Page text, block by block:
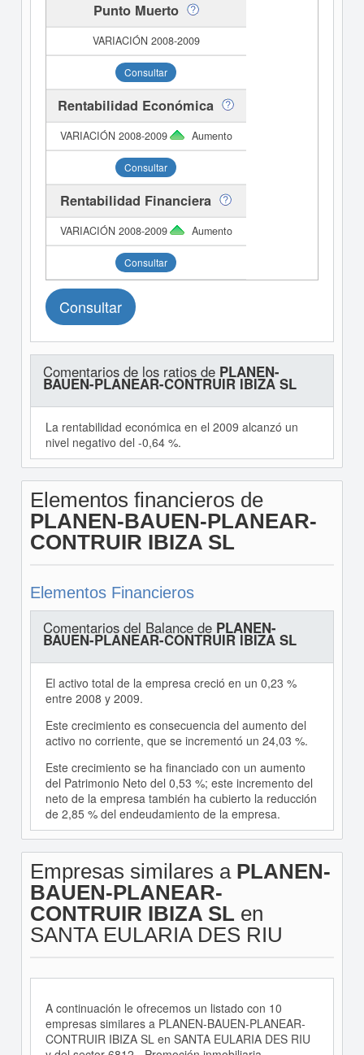
Punto Muerto
Consultar
Rentabilidad Económica
Aumento
Consultar
Rentabilidad Financiera
Aumento
Consultar
Consultar
Comentarios de los ratios de PLANEN-
BAUEN-PLANEAR-CONTRUIR IBIZA SL
La rentabilidad económica en el 2009 alcanzó un
nivel negativo del -0,64 %.
Elementos financieros de
PLANEN-BAUEN-PLANEAR-
CONTRUIR IBIZA SL
Elementos Financieros
Comentarios del Balance de PLANEN-
BAUEN-PLANEAR-CONTRUIR IBIZA SL
El activo total de la empresa creció en un 0,23 %
entre 2008 y 2009.
Este crecimiento es consecuencia del aumento del
activo no corriente, que se incrementó un 24,03 %.
Este crecimiento se ha financiado con un aumento
del Patrimonio Neto del 0,53 %; este incremento del
neto de la empresa también ha cubierto la reducción
de 2,85 % del endeudamiento de la empresa.
Empresas similares a PLANEN-
BAUEN-PLANEAR-
CONTRUIR IBIZA SL en
SANTA EULARIA DES RIU
A continuación le ofrecemos un listado con 10
empresas similares a PLANEN-BAUEN-PLANEAR-
CONTRUIR IBIZA SL en SANTA EULARIA DES RIU